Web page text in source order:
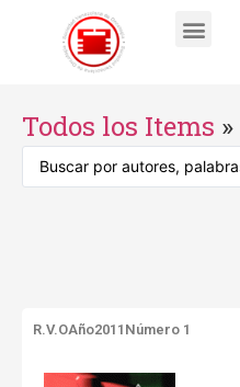
Todos los Items »
R.V.OAño2011 Número 1